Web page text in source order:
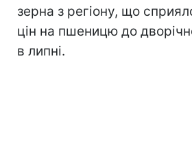
зерна з регіону, що
цін на пшеницю до
в липні.